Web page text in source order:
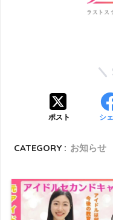
ポスト シ
CATEGORY : お知らせ